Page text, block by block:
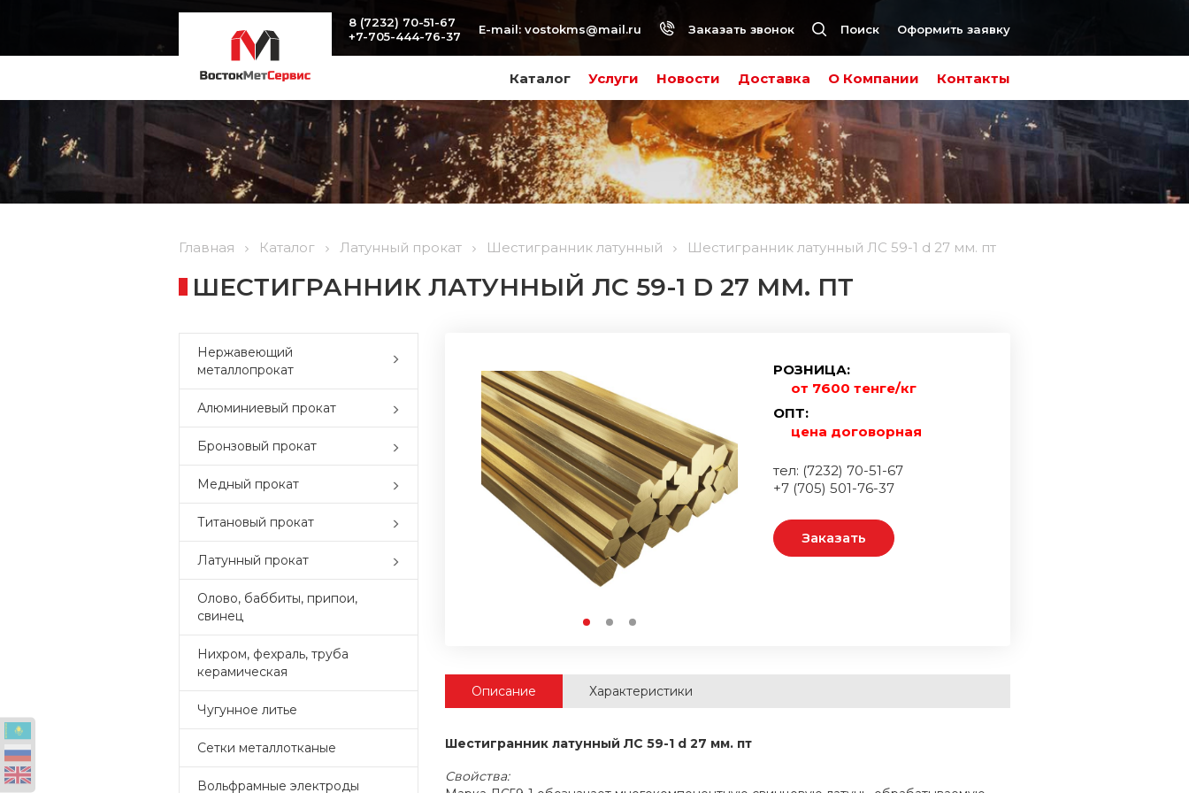
Каталог Услуги Новости Доставка О Компании Контакты
8 (7232) 70-51-67
+7-705-444-76-37
E-mail: vostokms@mail.ru Заказать звонок Поиск Оформить заявку
Главная Каталог Латунный прокат Шестигранник латунный Шестигранник латунный ЛС 59-1 d 27 мм. пт
ШЕСТИГРАННИК ЛАТУННЫЙ ЛС 59-1 D 27 ММ. ПТ
Нержавеющий
металлопрокат
Алюминиевый прокат
Бронзовый прокат
Медный прокат
Титановый прокат
Латунный прокат
Олово, баббиты, припои,
свинец
Нихром, фехраль, труба
керамическая
Чугунное литье
Сетки металлотканые
Вольфрамные электроды
РОЗНИЦА:
от 7600 тенге/кг
ОПТ:
цена договорная
тел: (7232) 70-51-67
+7 (705) 501-76-37
Заказать
Описание Характеристики
Шестигранник латунный ЛС 59-1 d 27 мм. пт
Свойства: